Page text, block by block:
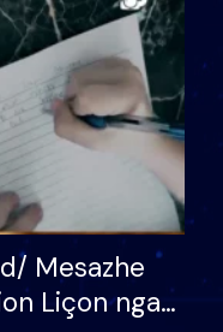
kur…
Mesazhe
Liçon nga